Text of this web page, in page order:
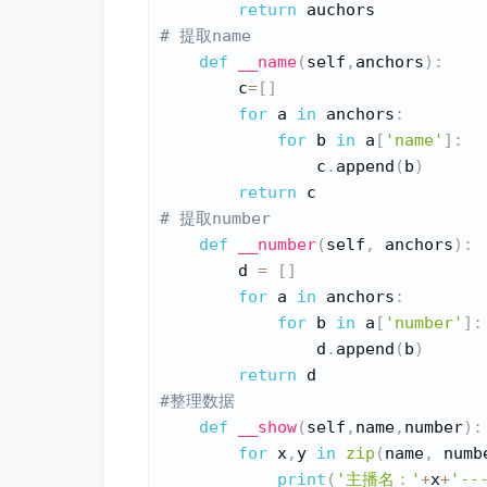
return
# 提取name
def
__name( self , anchors ) :
        c
=[ ]
for a in anchors :
for b in a [ 'name' ] :
                c
. append ( b )
return
# 提取number
def
__number( self , anchors ) :
        d
= [ ]
for a in anchors :
for b in a [ 'number' ] :
                d
. append ( b )
return
#整理数据
def
__show( self , name, number) :
for x, y in zip ( name,
print ( '主播名：'+x+